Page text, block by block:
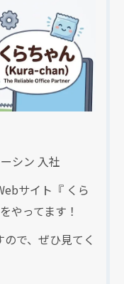
シン 入社
サイト『 くら
やってます！
で、ぜひ見てく